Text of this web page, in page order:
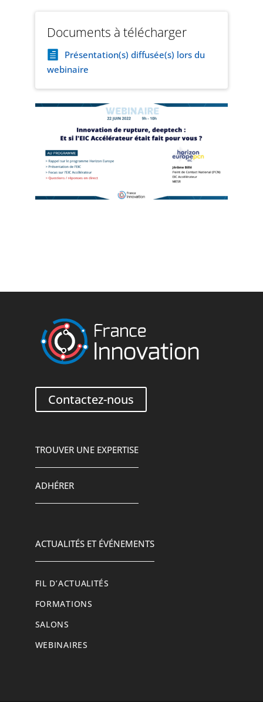
Documents à télécharger
Présentation(s) diffusée(s) lors du
webinaire
Contactez-nous
TROUVER UNE EXPERTISE
ADHÉRER
ACTUALITÉS ET ÉVÉNEMENTS
FIL D’ACTUALITÉS
FORMATIONS
SALONS
WEBINAIRES